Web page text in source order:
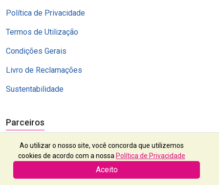
Política de Privacidade
Termos de Utilização
Condições Gerais
Livro de Reclamações
Sustentabilidade
Parceiros
Ao utilizar o nosso site, você concorda que utilizemos
cookies de acordo com a nossa Política de Privacidade
Aceito